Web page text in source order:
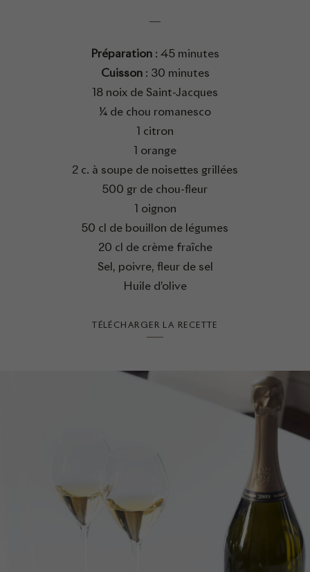
Préparation : 45 minutes
Cuisson : 30 minutes
18 noix de Saint-Jacques
¼ de chou romanesco
1 citron
1 orange
2 c. à soupe de noisettes grillées
500 gr de chou-fleur
1 oignon
50 cl de bouillon de légumes
20 cl de crème fraîche
Sel, poivre, fleur de sel
Huile d’olive
TÉLÉCHARGER LA RECETTE